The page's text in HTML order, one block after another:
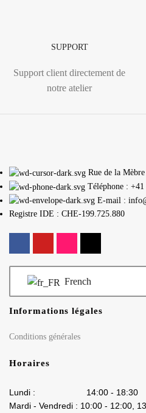
SUPPORT
Support client directement de
notre atelier
Rue de la
Téléphone :
E-mail :
Registre IDE : CHE-199.725.880
French
Informations légales
Conditions générales
Horaires
Lundi : 14:00 - 18:30
Mardi - Vendredi : 10:00 - 12:00,